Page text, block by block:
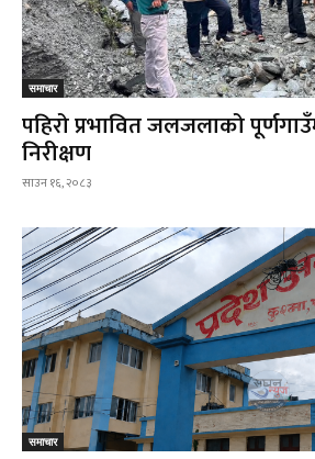
समाचार
पहिरो प्रभावित जलजलाको
निरीक्षण
साउन १६, २०८३
समाचार